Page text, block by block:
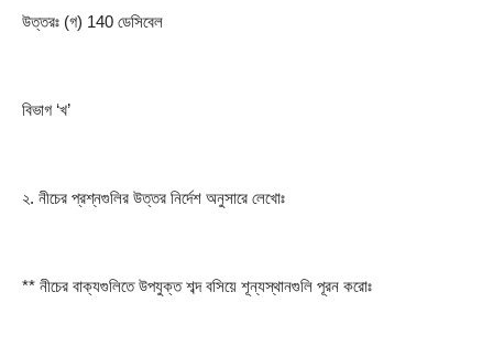
উত্তরঃ (গ) 140 ডেসিবেল
বিভাগ ‘খ’
২. নীচের প্রশ্নগুলির উত্তর নির্দেশ অনুসারে লেখোঃ
** নীচের বাক্যগুলিতে উপযুক্ত শব্দ বসিয়ে শূন্যস্থানগুলি পূরন করোঃ